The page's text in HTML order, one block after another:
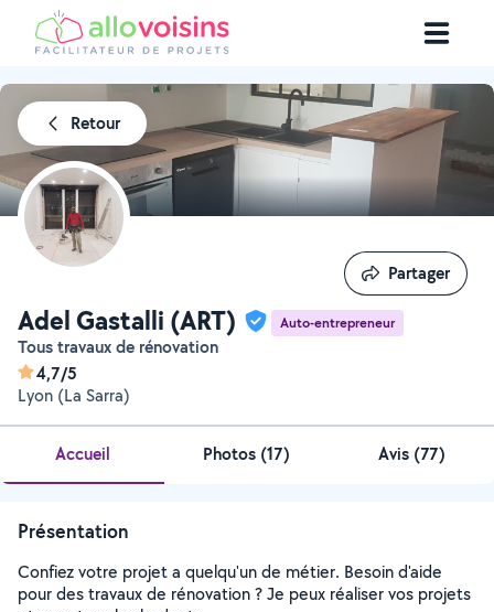
Retour
Adel Gastalli (ART) Auto-entrepreneur
Tous travaux de rénovation
4,7/5
Lyon (La Sarra)
Partager
Partager
Accueil Photos (17) Avis (77)
Présentation
Confiez votre projet a quelqu'un de métier. Besoin d'aide
pour des travaux de rénovation ? Je peux réaliser vos projets